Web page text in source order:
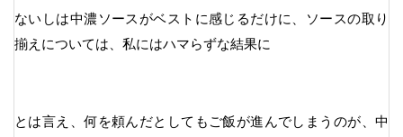
ないしは中濃ソースがベストに感じるだけに、ソースの取り
揃えについては、私にはハマらずな結果に
とは言え、何を頼んだとしてもご飯が進んでしまうのが、中